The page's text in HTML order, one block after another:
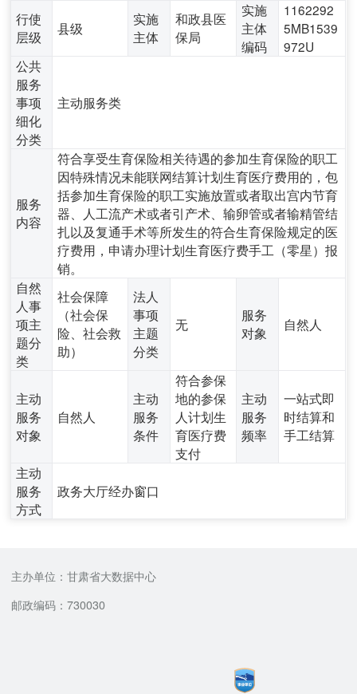
行使
层级
县级
实施
主体
和政县医
保局
实施
主体
编码
1162292
5MB1539
972U
公共
服务
事项
细化
分类
主动服务类
服务
内容
符合享受生育保险相关待遇的参加生育保险的职工
因特殊情况未能联网结算计划生育医疗费用的，包
括参加生育保险的职工实施放置或者取出宫内节育
器、人工流产术或者引产术、输卵管或者输精管结
扎以及复通手术等所发生的符合生育保险规定的医
疗费用，申请办理计划生育医疗费手工（零星）报
销。
自然
人事
项主
题分
类
社会保障
（社会保
险、社会救
助）
法人
事项
主题
分类
无
服务
对象
自然人
主动
服务
对象
自然人
主动
服务
条件
符合参保
地的参保
人计划生
育医疗费
支付
主动
服务
频率
一站式即
时结算和
手工结算
主动
服务
方式
政务大厅经办窗口
主办单位：甘肃省大数据中心
邮政编码：730030